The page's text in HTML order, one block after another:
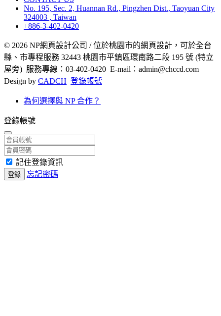
No. 195, Sec. 2, Huannan Rd., Pingzhen Dist., Taoyuan City
324003 , Taiwan
+886-3-402-0420
© 2026 NP網頁設計公司 / 位於桃園市的網頁設計，可於全台
縣、市專程服務 32443 桃園市平鎮區環南路二段 195 號 (特立
屋旁) 服務專線：03-402-0420 E-mail：admin@chccd.com
Design by CADCH 登錄帳號
為何選擇與 NP 合作？
登錄帳號
記住登錄資訊
登錄 忘記密碼